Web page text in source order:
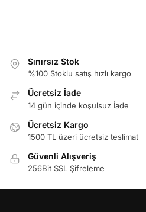
Sınırsız Stok
%100 Stoklu satış hızlı kargo
Ücretsiz İade
14 gün içinde koşulsuz İade
Ücretsiz Kargo
1500 TL üzeri ücretsiz teslimat
Güvenli Alışveriş
256Bit SSL Şifreleme